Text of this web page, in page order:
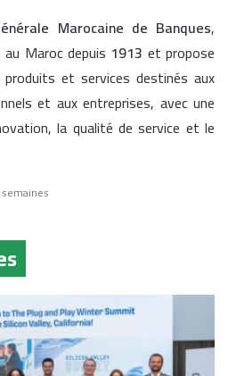
Marocaine de Banques,
Maroc depuis 1913 et propose
et services destinés aux
et aux entreprises, avec une
la qualité de service et le